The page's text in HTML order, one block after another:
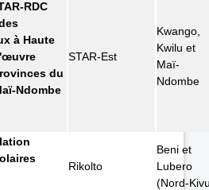
RDC
à Haute
du
Ndombe
STAR-Est
Kwango,
Kwilu et
Maï-
Ndombe
Rikolto
Beni et
Lubero
(Nord-